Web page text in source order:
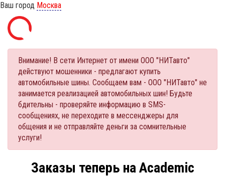
Ваш город Москва
Внимание! В сети Интернет от имени ООО "НИТавто"
действуют мошенники - предлагают купить
автомобильные шины. Сообщаем вам - ООО "НИТавто" не
занимается реализацией автомобильных шин! Будьте
бдительны - проверяйте информацию в SMS-
сообщениях, не переходите в мессенджеры для
общения и не отправляйте деньги за сомнительные
услуги!
Заказы теперь на Academic